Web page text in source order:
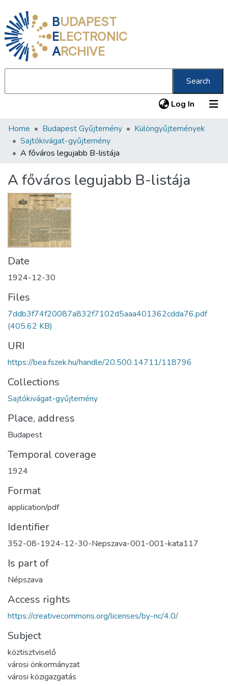
BUDAPEST
ELECTRONIC
ARCHIVE
Search
Log In (current)
Communities & Collections
All of DSpace
About us
Home Budapest Gyűjtemény
Különgyűjtemények
Sajtókivágat-gyűjtemény
A főváros legujabb B-listája
A főváros legujabb B-listája
Date
1924-12-30
Files
7ddb3f74f20087a832f7102d5aaa401362cdda76.pdf
(405.62 KB)
URI
https://bea.fszek.hu/handle/20.500.14711/118796
Collections
Sajtókivágat-gyűjtemény
Place, address
Budapest
Temporal coverage
1924
Format
application/pdf
Identifier
352-08-1924-12-30-Nepszava-001-001-kata117
Is part of
Népszava
Access rights
https://creativecommons.org/licenses/by-nc/4.0/
Subject
köztisztviselő
városi önkormányzat
városi közigazgatás